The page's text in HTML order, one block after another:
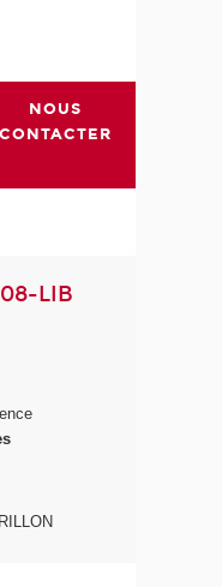
NOUS
CONTACTER
LIB